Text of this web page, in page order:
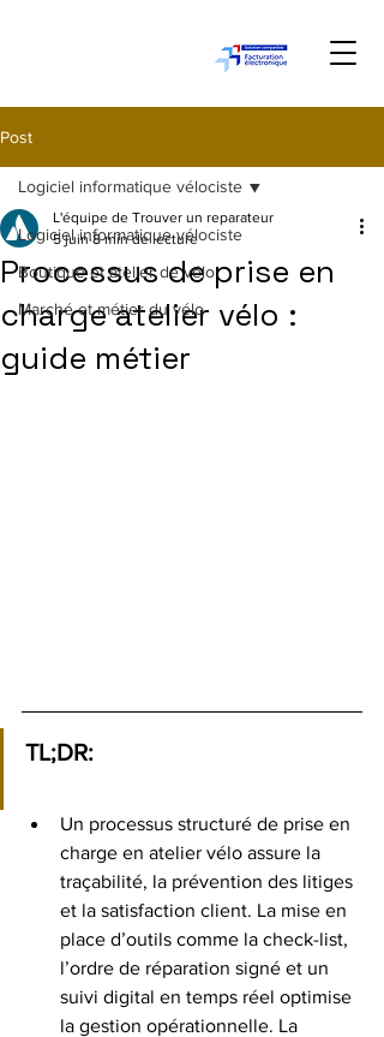
Post
Logiciel informatique vélociste
Boutique et atelier de vélo
Marché et métier du vélo
Logiciel informatique vélociste
Processus de prise en
charge atelier vélo :
guide métier
L'équipe de Trouver un reparateur
5 juin 8 min de lecture
TL;DR:
Un processus structuré de prise en
charge en atelier vélo assure la
traçabilité, la prévention des litiges
et la satisfaction client. La mise en
place d’outils comme la check-list,
l’ordre de réparation signé et un
suivi digital en temps réel optimise
la gestion opérationnelle. La